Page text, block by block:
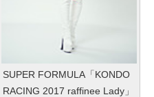
SUPER FORMULA「KONDO
RACING 2017 raffinee Lady」